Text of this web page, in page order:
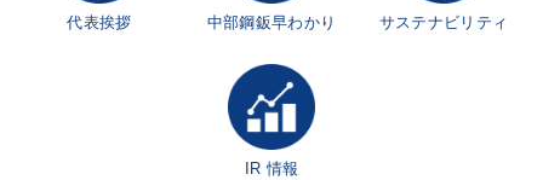
代表挨拶 中部鋼鈑早わかり サステナビリティ
IR 情報